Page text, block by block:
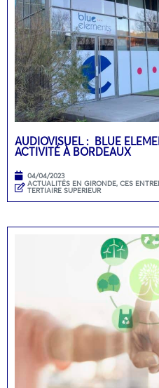
AUDIOVISUEL : BLUE
ACTIVITÉ À BORDEAUX
04/04/2023
ACTUALITÉS EN GIRONDE, CES
TERTIAIRE SUPERIEUR